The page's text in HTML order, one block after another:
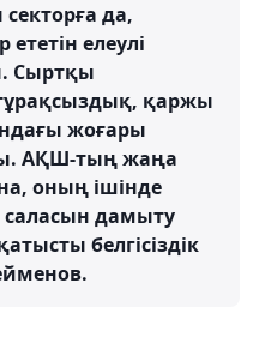
да,
елеулі
Сыртқы
тұрақсыздық, қаржы
жоғары
АҚШ-тың жаңа
оның ішінде
саласын дамыту
белгісіздік